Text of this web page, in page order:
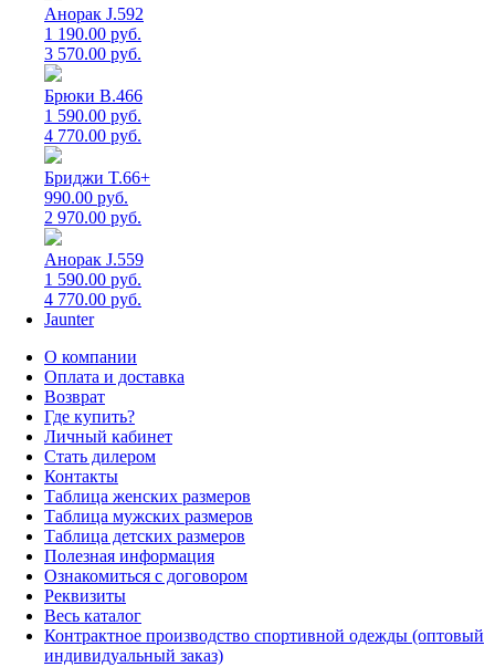
Анорак J.592
1 190.00 руб.
3 570.00 руб.
Брюки B.466
1 590.00 руб.
4 770.00 руб.
Бриджи T.66+
990.00 руб.
2 970.00 руб.
Анорак J.559
1 590.00 руб.
4 770.00 руб.
Jaunter
О компании
Оплата и доставка
Возврат
Где купить?
Личный кабинет
Стать дилером
Контакты
Таблица женских размеров
Таблица мужских размеров
Таблица детских размеров
Полезная информация
Ознакомиться с договором
Реквизиты
Весь каталог
Контрактное производство спортивной одежды (оптовый
индивидуальный заказ)